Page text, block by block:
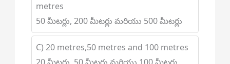
metres
50 మీటర్లు, 200 మీటర్లు మరియు 500 మీటర్లు
C) 20 metres,50 metres and 100 metres